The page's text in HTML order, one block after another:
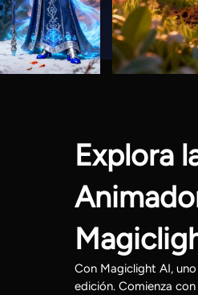
Explora
Con Magiclight AI,
edición. Comienza